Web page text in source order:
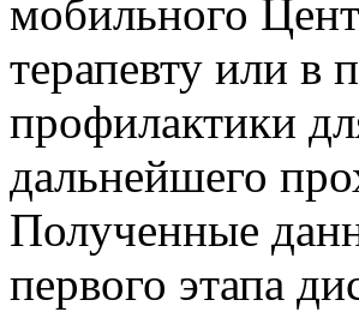
мобильного
терапевту или в
профилактики
дальнейшего
Полученные
первого этапа